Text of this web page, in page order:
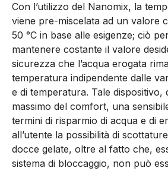
Con l’utilizzo del Nanomix, la
viene pre-miscelata ad un valore
50 °C in base alle esigenze; ciò
mantenere costante il valore
sicurezza che l’acqua erogata
temperatura indipendente dalle
e di temperatura. Tale dispositivo,
massimo del comfort, una
termini di risparmio di acqua e di
all’utente la possibilità di
docce gelate, oltre al fatto che,
sistema di bloccaggio, non può